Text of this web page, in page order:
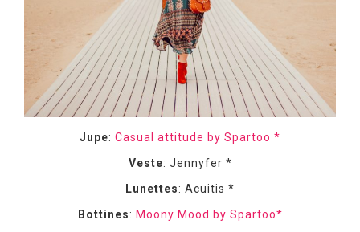
Jupe: Casual attitude by Spartoo *
Veste: Jennyfer *
Lunettes: Acuitis *
Bottines: Moony Mood by Spartoo*